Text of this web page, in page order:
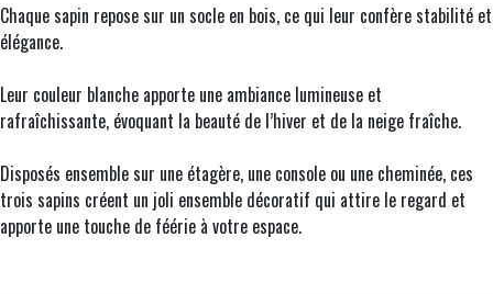
Chaque sapin repose sur un socle en bois, ce qui leur confère stabilité et
élégance.
Leur couleur blanche apporte une ambiance lumineuse et
rafraîchissante, évoquant la beauté de l’hiver et de la neige fraîche.
Disposés ensemble sur une étagère, une console ou une cheminée, ces
trois sapins créent un joli ensemble décoratif qui attire le regard et
apporte une touche de féérie à votre espace.